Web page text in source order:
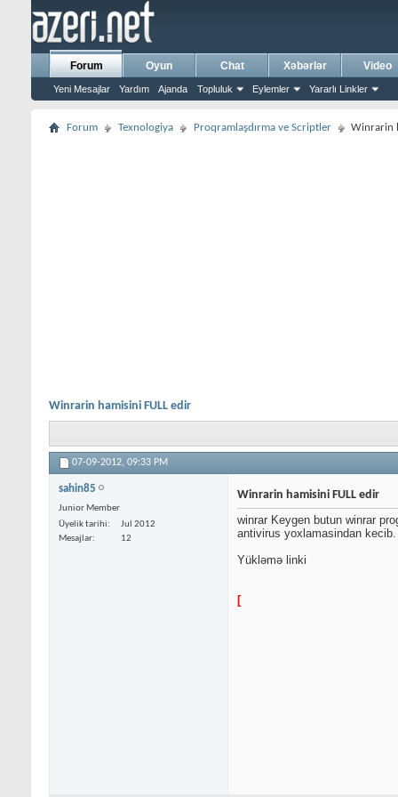
Forum
Yeni Mesajlar Yardım Ajanda Topluluk Eylemler Yararlı Linkler
Oyun Chat Xəbərlər Video
Forum Texnologiya Proqramlaşdırma ve Scriptler Winrarin
Winrarin hamisini FULL edir
07-09-2012, 09:33 PM
sahin85
Junior Member
Üyelik tarihi
Jul 2012
Mesajlar
12
Winrarin hamisini FULL edir
winrar Keygen butun winrar
antivirus yoxlamasindan
Yükləmə linki
[